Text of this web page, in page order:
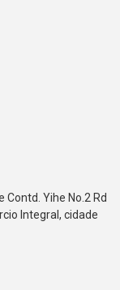
Yihe No.2 Rd
Integral, cidade